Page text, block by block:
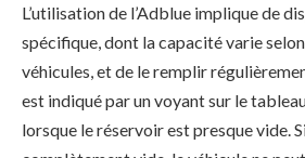
L’utilisation de l’Adblue implique de
spécifique, dont la capacité varie
véhicules, et de le remplir
est indiqué par un voyant sur le
lorsque le réservoir est presque vide.